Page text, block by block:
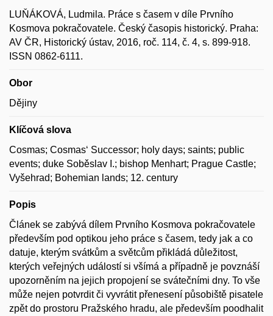
LUŇÁKOVÁ, Ludmila. Práce s časem v díle Prvního
Kosmova pokračovatele. Český časopis historický. Praha:
AV ČR, Historický ústav, 2016, roč. 114, č. 4, s. 899-918.
ISSN 0862-6111.
Obor
Dějiny
Klíčová slova
Cosmas; Cosmas‘ Successor; holy days; saints; public
events; duke Soběslav I.; bishop Menhart; Prague Castle;
Vyšehrad; Bohemian lands; 12. century
Popis
Článek se zabývá dílem Prvního Kosmova pokračovatele
především pod optikou jeho práce s časem, tedy jak a co
datuje, kterým svátkům a světcům přikládá důležitost,
kterých veřejných událostí si všímá a případně je povznáší
upozorněním na jejich propojení se svátečními dny. To vše
může nejen potvrdit či vyvrátit přenesení působiště pisatele
zpět do prostoru Pražského hradu, ale především poodhalit